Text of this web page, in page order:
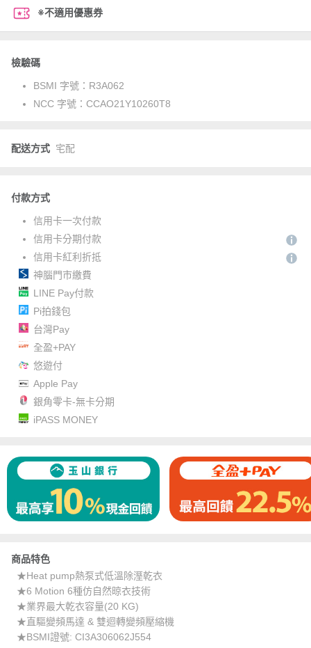
※不適用優惠券
檢驗碼
BSMI 字號： R3A062
NCC 字號： CCAO21Y10260T8
配送方式 宅配
付款方式
信用卡一次付款
信用卡分期付款
信用卡紅利折抵
神腦門市繳費
LINE Pay付款
Pi拍錢包
台灣Pay
全盈+PAY
悠遊付
Apple Pay
銀角零卡-無卡分期
iPASS MONEY
商品特色
★Heat pump熱泵式低溫除溼乾衣
★6 Motion 6種仿自然晾衣技術
★業界最大乾衣容量(20 KG)
★直驅變頻馬達 & 雙迴轉變頻壓縮機
★BSMI證號: CI3A306062J554